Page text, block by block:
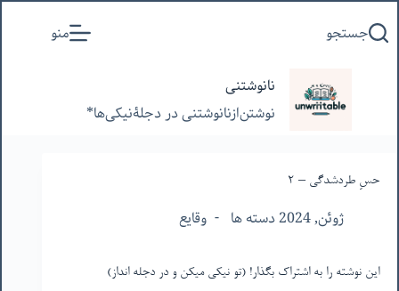
به
جستجو منو
نانوشتنی
نوشتن‌از‌نانوشتنی‌ در‌ دجلۀنیکی‌ها*
حسِ طردشدگی – ۲
ژوئن, 2024 دسته ها وقایع
این نوشته را به اشتراک بگذار! (تو نیکی میکن و در دجله انداز)